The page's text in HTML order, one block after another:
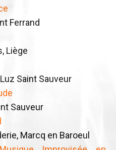
Ferrand
Liège
Saint Sauveur
Sauveur
Marcq en Baroeul